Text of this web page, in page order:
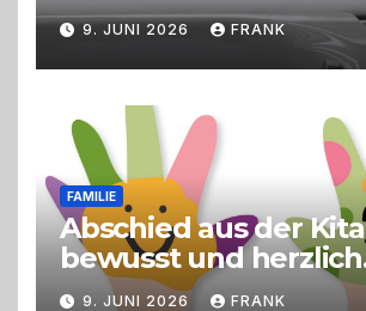
9. JUNI 2026 FRANK
FAMILIE
Abschied aus der Kita
bewusst und herzlich
gestalten
9. JUNI 2026 FRANK